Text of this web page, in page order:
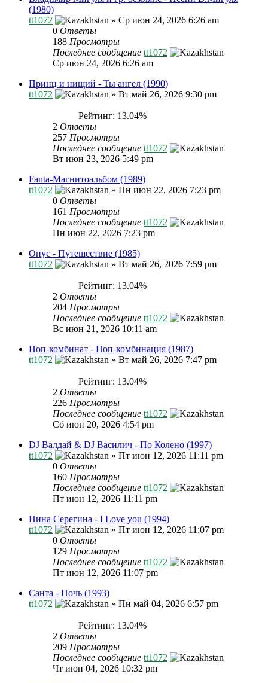
(1980)
tt1072
» Ср июн 24, 2026 6:26 am
0 Ответы
188 Просмотры
Последнее сообщение tt1072
Ср июн 24, 2026 6:26 am
Принц и нищий - Ты ангел (1990)
tt1072
» Вт май 26, 2026 9:30 pm
Рейтинг: 13.04%
2 Ответы
257 Просмотры
Последнее сообщение tt1072
Вт июн 23, 2026 5:49 pm
Fanta-Магнитоальбом (1989)
tt1072
» Пн июн 22, 2026 7:23 pm
0 Ответы
161 Просмотры
Последнее сообщение tt1072
Пн июн 22, 2026 7:23 pm
Опус - Путешествие (1985)
tt1072
» Вт май 26, 2026 7:59 pm
Рейтинг: 13.04%
2 Ответы
204 Просмотры
Последнее сообщение tt1072
Вс июн 21, 2026 10:11 am
Поп-комбинат - Поп-комбинация (1987)
tt1072
» Вт май 26, 2026 7:47 pm
Рейтинг: 13.04%
2 Ответы
226 Просмотры
Последнее сообщение tt1072
Сб июн 20, 2026 4:54 pm
DJ Валдай & DJ Василич - По Колено (1997)
tt1072
» Пт июн 12, 2026 11:11 pm
0 Ответы
160 Просмотры
Последнее сообщение tt1072
Пт июн 12, 2026 11:11 pm
Нина Серегина - I Love you (1994)
tt1072
» Пт июн 12, 2026 11:07 pm
0 Ответы
129 Просмотры
Последнее сообщение tt1072
Пт июн 12, 2026 11:07 pm
Санта - Ночь (1993)
tt1072
» Пн май 04, 2026 6:57 pm
Рейтинг: 13.04%
2 Ответы
209 Просмотры
Последнее сообщение tt1072
Чт июн 04, 2026 10:32 pm